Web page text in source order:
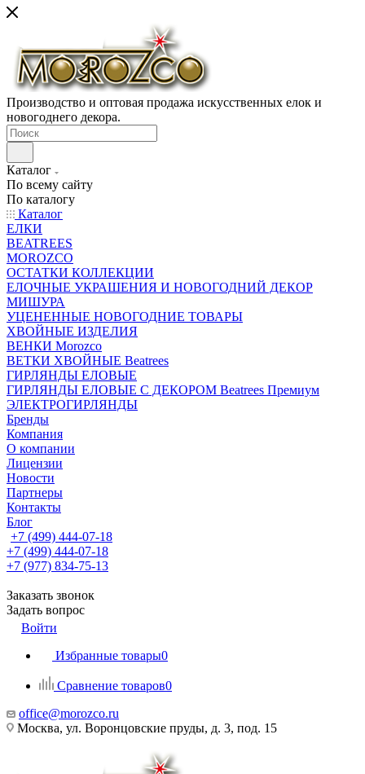
Производство и оптовая продажа искусственных елок и
новогоднего декора.
Каталог
По всему сайту
По каталогу
Каталог
ЕЛКИ
BEATREES
MOROZCO
ОСТАТКИ КОЛЛЕКЦИИ
ЕЛОЧНЫЕ УКРАШЕНИЯ И НОВОГОДНИЙ ДЕКОР
МИШУРА
УЦЕНЕННЫЕ НОВОГОДНИЕ ТОВАРЫ
ХВОЙНЫЕ ИЗДЕЛИЯ
ВЕНКИ Morozco
ВЕТКИ ХВОЙНЫЕ Beatrees
ГИРЛЯНДЫ ЕЛОВЫЕ
ГИРЛЯНДЫ ЕЛОВЫЕ С ДЕКОРОМ Beatrees Премиум
ЭЛЕКТРОГИРЛЯНДЫ
Бренды
Компания
О компании
Лицензии
Новости
Партнеры
Контакты
Блог
+7 (499) 444-07-18
+7 (499) 444-07-18
+7 (977) 834-75-13
Заказать звонок
Задать вопрос
Войти
Избранные товары0
Сравнение товаров0
office@morozco.ru
Москва, ул. Воронцовские пруды, д. 3, под. 15